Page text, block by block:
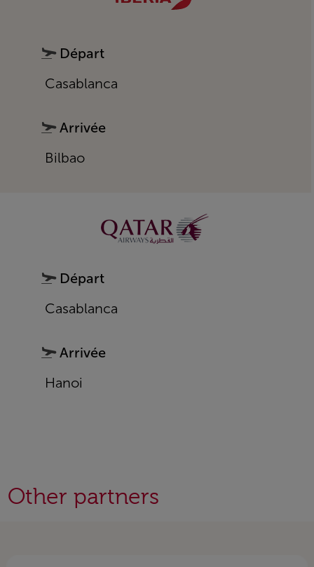
Départ
Casablanca
Arrivée
Bilbao
Départ
Casablanca
Arrivée
Hanoi
Other partners